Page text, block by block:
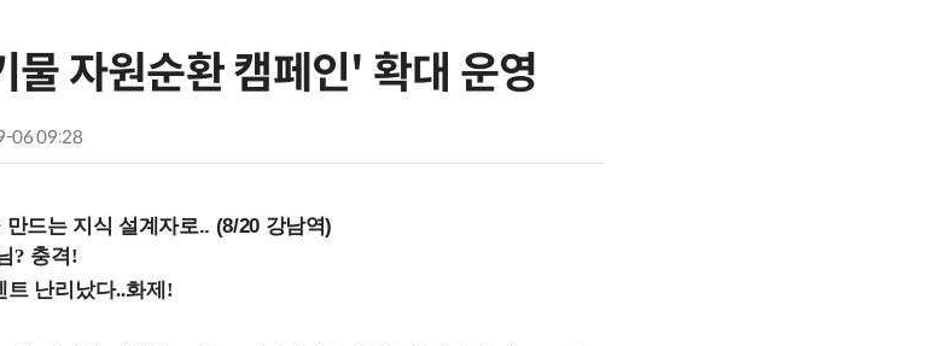
자원순환 캠페인' 확대 운영
06 09:28
드는 지식 설계자로.. (8/20 강남역)